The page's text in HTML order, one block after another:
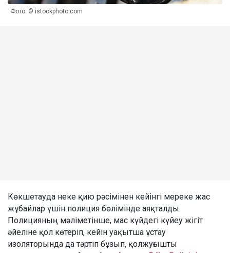
Фото: © istockphoto.com
Көкшетауда неке қию рәсімінен кейінгі мереке жас
жұбайлар үшін полиция бөлімінде аяқталды.
Полицияның мәліметінше, мас күйдегі күйеу жігіт
әйеліне қол көтеріп, кейін уақытша ұстау
изоляторында да тәртіп бұзып, қолжуғышты